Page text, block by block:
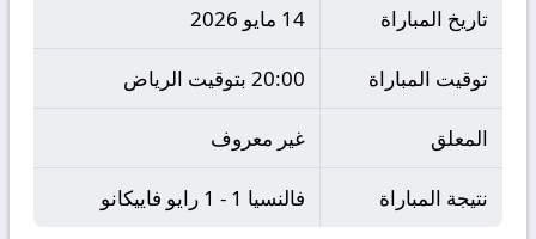
تاريخ المباراة 14 مايو 2026
توقيت المباراة 20:00 بتوقيت الرياض
المعلق غير معروف
نتيجة المباراة فالنسيا 1 - 1 رايو فاييكانو